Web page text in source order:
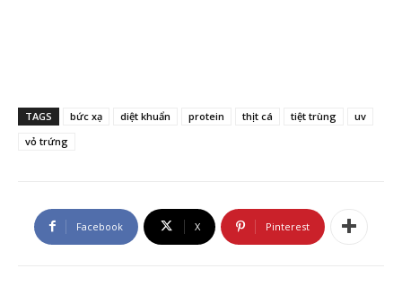
TAGS bức xạ diệt khuẩn protein thịt cá tiệt trùng
uv
vỏ trứng
Facebook X Pinterest